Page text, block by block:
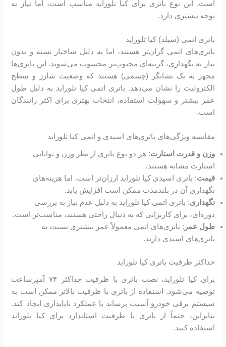
است. این نوع باتری برای کیا تلوراید مناسب است، اما نیاز به
توجه بیشتری دارد.
باتری اتمی (سیلد) کیا تلوراید
باتری‌های اتمی گران‌تر هستند، اما به دلیل ساختار بسته و بدون
نیاز به نگهداری، گزینه‌ای محبوب‌تر محسوب می‌شوند. این باتری‌ها
مجهز به یک نشانگر (چشمی) هستند که وضعیت شارژ و سطح
الکترولیت را نشان می‌دهد. باتری اتمی کیا تلوراید به دلیل طول
عمر بیشتر و سهولت استفاده، انتخاب بهتری برای اکثر رانندگان
است.
مقایسه ویژگی‌های باتری‌های اسیدی و اتمی کیا تلوراید
وزن و قدرت استارت: هر دو نوع باتری از نظر وزن و توانایی
استارت مشابه هستند.
قیمت: باتری اسیدی کیا تلوراید ارزان‌تر است، اما هزینه‌های
نگهداری آن در بلندمدت ممکن است افزایش یابد.
نگهداری: باتری اتمی کیا تلوراید به دلیل عدم نیاز به بررسی
دوره‌ای، برای کاربرانی که به دنبال راحتی هستند، مناسب‌تر است.
طول عمر : باتری‌های اتمی معمولاً عمر بیشتری نسبت به
باتری‌های اسیدی دارند.
حداکثر ظرفیت باتری کیا تلوراید
برای کیا تلوراید، نصب باتری با ظرفیت حداکثر ۷۴ آمپرساعت
توصیه می‌شود. استفاده از باتری با ظرفیت بالاتر ممکن است به
سیستم برقی خودرو آسیب برساند یا عملکرد ناپایداری ایجاد کند.
بنابراین، حتماً از باتری با ظرفیت استاندارد برای کیا تلوراید
استفاده کنید.